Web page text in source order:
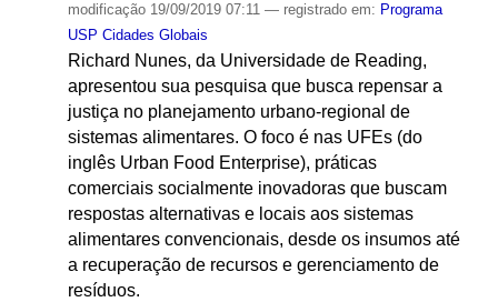
modificação19/09/2019 07:11 — registrado em: Programa
USP Cidades Globais
Richard Nunes, da Universidade de Reading,
apresentou sua pesquisa que busca repensar a
justiça no planejamento urbano-regional de
sistemas alimentares. O foco é nas UFEs (do
inglês Urban Food Enterprise), práticas
comerciais socialmente inovadoras que buscam
respostas alternativas e locais aos sistemas
alimentares convencionais, desde os insumos até
a recuperação de recursos e gerenciamento de
resíduos.